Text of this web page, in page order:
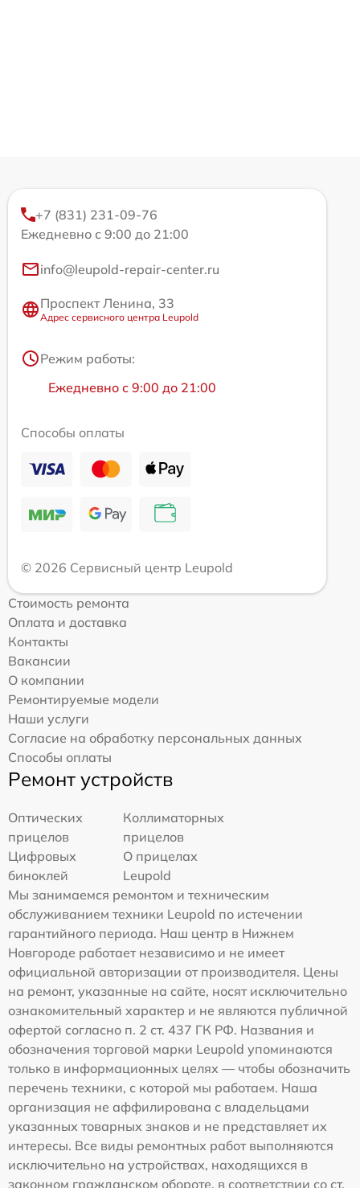
+7 (831) 231-09-76
Ежедневно с 9:00 до 21:00
info@leupold-repair-center.ru
Проспект Ленина, 33
Адрес сервисного центра Leupold
Режим работы:
Ежедневно с 9:00 до 21:00
Способы оплаты
© 2026 Сервисный центр Leupold
Стоимость ремонта
Оплата и доставка
Контакты
Вакансии
О компании
Ремонтируемые модели
Наши услуги
Согласие на обработку персональных данных
Способы оплаты
Ремонт устройств
Оптических
прицелов
Коллиматорных
прицелов
Цифровых
биноклей
О прицелах
Leupold
Мы занимаемся ремонтом и техническим
обслуживанием техники Leupold по истечении
гарантийного периода. Наш центр в Нижнем
Новгороде работает независимо и не имеет
официальной авторизации от производителя. Цены
на ремонт, указанные на сайте, носят исключительно
ознакомительный характер и не являются публичной
офертой согласно п. 2 ст. 437 ГК РФ. Названия и
обозначения торговой марки Leupold упоминаются
только в информационных целях — чтобы обозначить
перечень техники, с которой мы работаем. Наша
организация не аффилирована с владельцами
указанных товарных знаков и не представляет их
интересы. Все виды ремонтных работ выполняются
исключительно на устройствах, находящихся в
законном гражданском обороте, в соответствии со ст.